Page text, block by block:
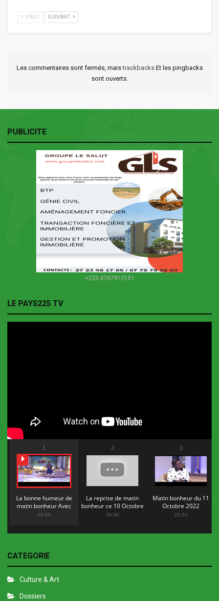
PREC SUIVANT
Les commentaires sont fermés, maistrackbacks Et les pingbacks
sont ouverts.
PUBLICITE
+225 0707912151
LE PAYS225 TV
1
La bonne humeur de
matin bonheur Avec
Flopy Mendosa
03:05
2
La reprise de matin
bonheur ce 10 Octobre
2022
26:40
3
Matin bonheur du 11
Octobre 2022
23:52
CATEGORIE
Culture & Art
Dossiers